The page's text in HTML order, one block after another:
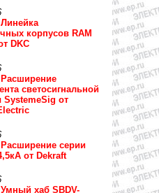
Линейка
корпусов RAM
DKC
Расширение
светосигнальной
SystemeSig от
Расширение серии
от Dekraft
Умный хаб SBDV-